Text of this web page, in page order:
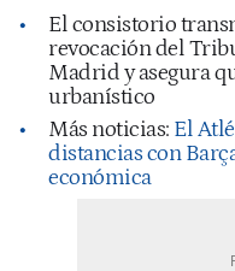
El consistorio
revocación del
Madrid y asegura
urbanístico
Más noticias: El
distancias con
económica